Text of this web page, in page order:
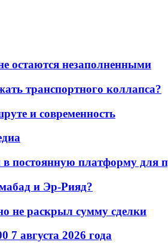
остаются незаполненными
транспортного коллапса?
и современность
постоянную платформу для
и Эр-Рияд?
не раскрыл сумму сделки
7 августа 2026 года